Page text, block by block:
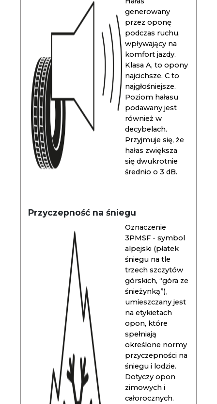
generowany
przez oponę
podczas ruchu,
wpływający na
komfort jazdy.
Klasa A, to opony
najcichsze, C to
najgłośniejsze.
Poziom hałasu
podawany jest
również w
decybelach.
Przyjmuje się, że
hałas zwiększa
się dwukrotnie
średnio o 3 dB.
Przyczepność na śniegu
Oznaczenie
3PMSF - symbol
alpejski (płatek
śniegu na tle
trzech szczytów
górskich, “góra ze
śnieżynką”),
umieszczany jest
na etykietach
opon, które
spełniają
określone normy
przyczepności na
śniegu i lodzie.
Dotyczy opon
zimowych i
całorocznych.